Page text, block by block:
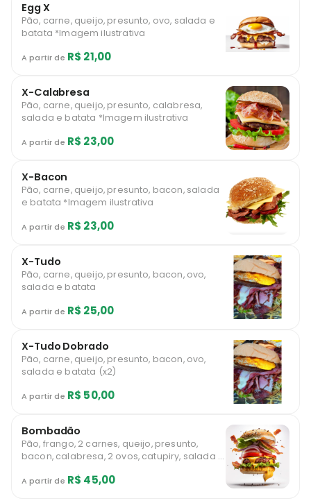
Egg X
Pão, carne, queijo, presunto, ovo, salada e
batata *Imagem ilustrativa
A partir de R$ 21,00
X-Calabresa
Pão, carne, queijo, presunto, calabresa,
salada e batata *Imagem ilustrativa
A partir de R$ 23,00
X-Bacon
Pão, carne, queijo, presunto, bacon, salada
e batata *Imagem ilustrativa
A partir de R$ 23,00
X-Tudo
Pão, carne, queijo, presunto, bacon, ovo,
salada e batata
A partir de R$ 25,00
X-Tudo Dobrado
Pão, carne, queijo, presunto, bacon, ovo,
salada e batata (x2)
A partir de R$ 50,00
Bombadão
Pão, frango, 2 carnes, queijo, presunto,
bacon, calabresa, 2 ovos, catupiry, salada e
A partir de R$ 45,00